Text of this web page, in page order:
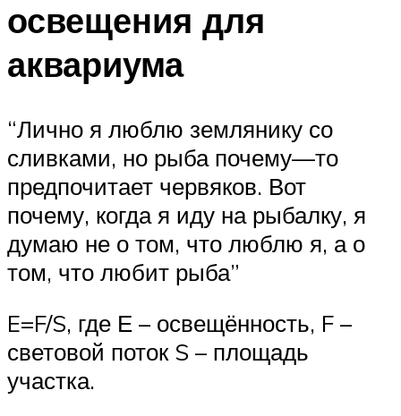
освещения для
аквариума
“Лично я люблю землянику со
сливками, но рыба почему—то
предпочитает червяков. Вот
почему, когда я иду на рыбалку, я
думаю не о том, что люблю я, а о
том, что любит рыба”
E=F/S, где Е – освещённость, F –
световой поток S – площадь
участка.